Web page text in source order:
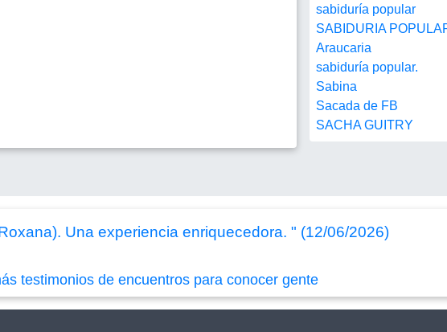
sabiduría popular
SABIDURIA
Araucaria
sabiduría popular.
Sabina
Sacada de FB
SACHA GUITRY
Una experiencia enriquecedora. " (12/06/2026)
testimonios de encuentros para conocer gente